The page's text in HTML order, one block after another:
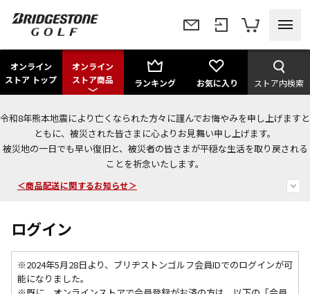
オンライン
ストア トップ
オンライン
ストア商品
ランキング お気に入り ストア内検索
令和8年熊本地震により亡くなられた方々に謹んでお悔やみを申し上げますと
ともに、被災された皆さまに心よりお見舞い申し上げます。
被災地の一日でも早い復旧と、被災者の皆さまが平穏な生活を取り戻される
ことを祈念いたします。
＜夏季休暇中のご注文・発送・お問い合わせ＞
今なら新規会員登録で1,000円OFFクーポンプレゼント！
＜商品配送に関するお知らせ＞
ログイン
※2024年5月28日より、ブリヂストンゴルフ会員IDでのログインが可
能になりました。